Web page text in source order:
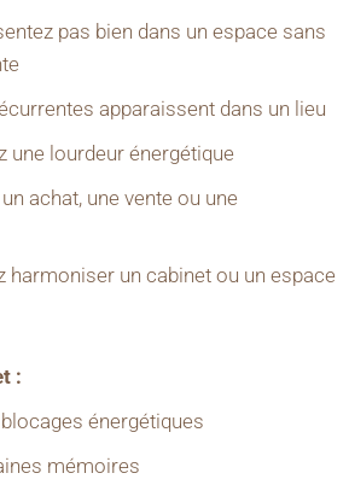
pas bien dans un espace sans
apparaissent dans un lieu
une lourdeur énergétique
achat, une vente ou une
harmoniser un cabinet ou un espace
:
énergétiques
mémoires